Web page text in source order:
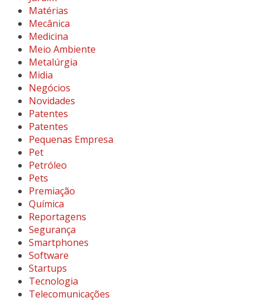
Matérias
Mecânica
Medicina
Meio Ambiente
Metalúrgia
Midia
Negócios
Novidades
Patentes
Patentes
Pequenas Empresa
Pet
Petróleo
Pets
Premiação
Química
Reportagens
Segurança
Smartphones
Software
Startups
Tecnologia
Telecomunicações